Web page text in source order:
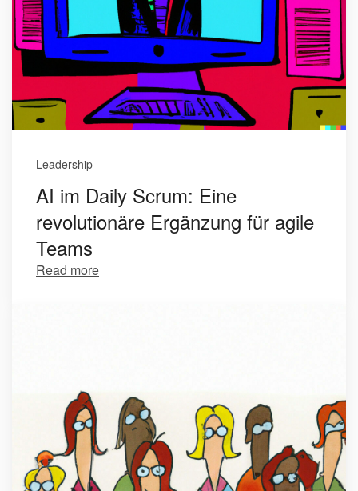
Leadership
AI im Daily Scrum: Eine
revolutionäre Ergänzung für agile
Teams
Read more